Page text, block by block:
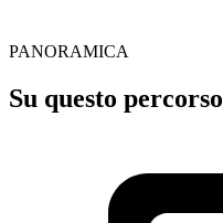
PANORAMICA
Su questo percorso